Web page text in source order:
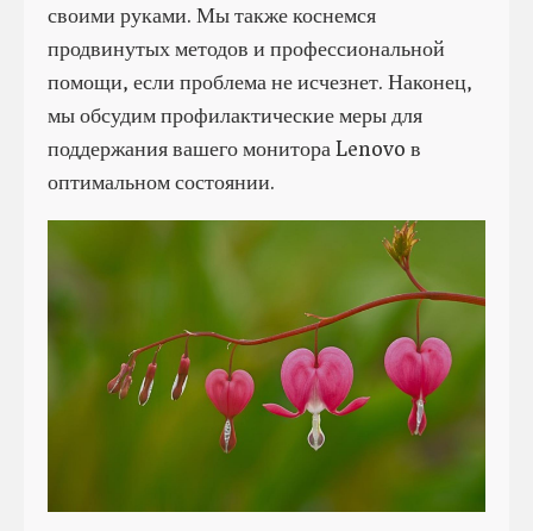
своими руками. Мы также коснемся
продвинутых методов и профессиональной
помощи, если проблема не исчезнет. Наконец,
мы обсудим профилактические меры для
поддержания вашего монитора Lenovo в
оптимальном состоянии.